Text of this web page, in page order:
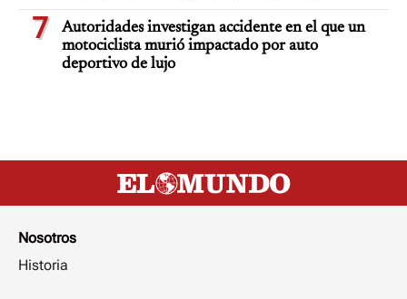
7
Autoridades investigan accidente en el que un
motociclista murió impactado por auto
deportivo de lujo
Nosotros
Historia